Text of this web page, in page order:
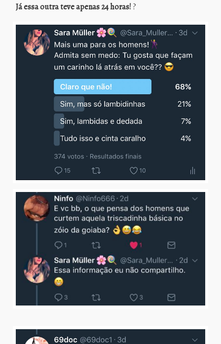
Já essa outra teve apenas 24 horas! ?